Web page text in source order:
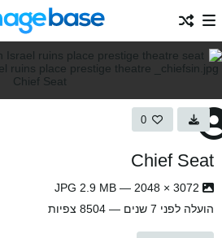
0
Chief Seat
הועלה לפני 7 שנים — 8504 צפיות